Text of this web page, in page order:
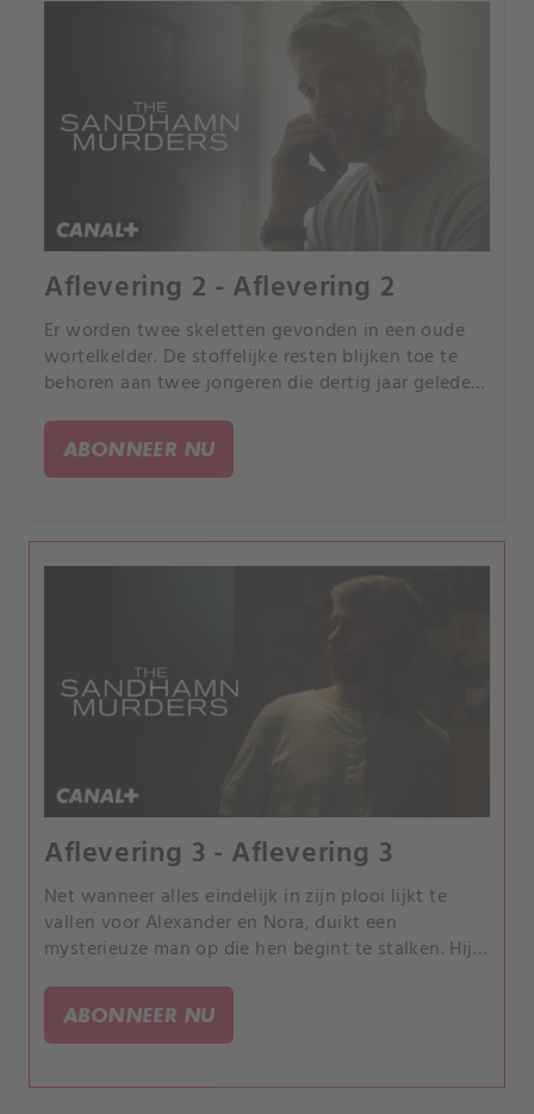
Aflevering 2 - Aflevering 2
Er worden twee skeletten gevonden in een oude
wortelkelder. De stoffelijke resten blijken toe te
behoren aan twee jongeren die dertig jaar geleden
ABONNEER NU
Aflevering 3 - Aflevering 3
Net wanneer alles eindelijk in zijn plooi lijkt te
vallen voor Alexander en Nora, duikt een
mysterieuze man op die hen begint te stalken. Hij
waardoor de vraag rijst wat hij werkelijk wil
bereiken.
ABONNEER NU